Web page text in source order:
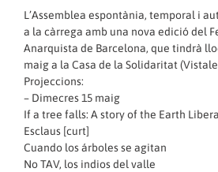
L’Assemblea espontània, temporal i
a la càrrega amb una nova edició del
Anarquista de Barcelona, que tindrà
maig a la Casa de la Solidaritat
Projeccions:
– Dimecres 15 maig
If a tree falls: A story of the Earth
Esclaus [curt]
Cuando los árboles se agitan
No TAV, los indios del valle